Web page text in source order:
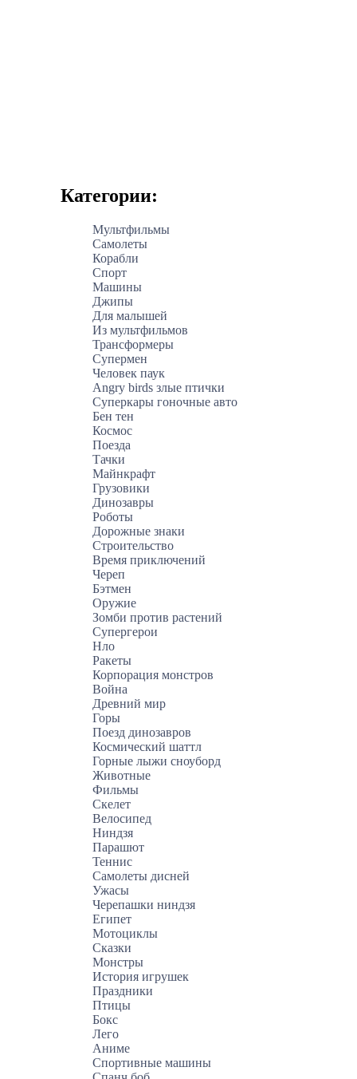
Категории:
Мультфильмы
Самолеты
Корабли
Спорт
Машины
Джипы
Для малышей
Из мультфильмов
Трансформеры
Супермен
Человек паук
Angry birds злые птички
Суперкары гоночные авто
Бен тен
Космос
Поезда
Тачки
Майнкрафт
Грузовики
Динозавры
Роботы
Дорожные знаки
Строительство
Время приключений
Череп
Бэтмен
Оружие
Зомби против растений
Супергерои
Нло
Ракеты
Корпорация монстров
Война
Древний мир
Горы
Поезд динозавров
Космический шаттл
Горные лыжи сноуборд
Животные
Фильмы
Скелет
Велосипед
Ниндзя
Парашют
Теннис
Самолеты дисней
Ужасы
Черепашки ниндзя
Египет
Мотоциклы
Сказки
Монстры
История игрушек
Праздники
Птицы
Бокс
Лего
Аниме
Спортивные машины